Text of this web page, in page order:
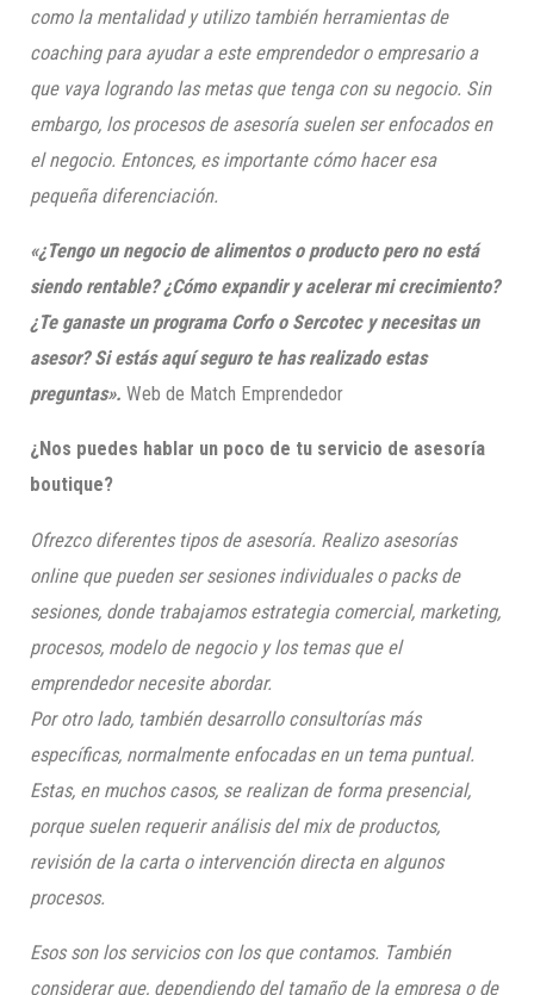
como la mentalidad y utilizo también herramientas de
coaching para ayudar a este emprendedor o empresario a
que vaya logrando las metas que tenga con su negocio. Sin
embargo, los procesos de asesoría suelen ser enfocados en
el negocio. Entonces, es importante cómo hacer esa
pequeña diferenciación.
«¿Tengo un negocio de alimentos o producto pero no está
siendo rentable? ¿Cómo expandir y acelerar mi crecimiento?
¿Te ganaste un programa Corfo o Sercotec y necesitas un
asesor? Si estás aquí seguro te has realizado estas
preguntas».Web de Match Emprendedor
¿Nos puedes hablar un poco de tu servicio de asesoría
boutique?
Ofrezco diferentes tipos de asesoría. Realizo asesorías
online que pueden ser sesiones individuales o packs de
sesiones, donde trabajamos estrategia comercial, marketing,
procesos, modelo de negocio y los temas que el
emprendedor necesite abordar.
Por otro lado, también desarrollo consultorías más
específicas, normalmente enfocadas en un tema puntual.
Estas, en muchos casos, se realizan de forma presencial,
porque suelen requerir análisis del mix de productos,
revisión de la carta o intervención directa en algunos
procesos.
Esos son los servicios con los que contamos. También
considerar que, dependiendo del tamaño de la empresa o de